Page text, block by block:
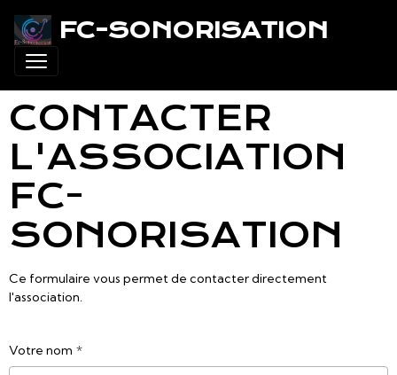
FC-SONORISATION
CONTACTER
L'ASSOCIATION
FC-
SONORISATION
Ce formulaire vous permet de contacter directement
l'association.
Votre nom